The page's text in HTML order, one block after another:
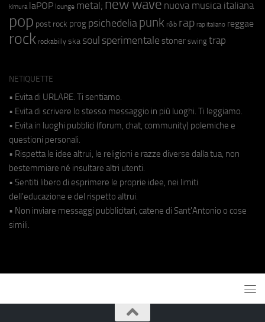
kimura laPOP lounge metal; new wave nuova musica italiana
pop post rock prog psichedeliapunk r&b rap rap italiano reggae
rock rockabilly ska soul sperimentale stoner swing trap
NETIQUETTE
• Evita di URLARE. Ti sentiamo.
• Evita di scrivere lo stesso messaggio in più luoghi. Ti leggiamo.
• Evita in luoghi pubblici (forum, chat, community) polemiche e
questioni personali.
• Rispetta le idee altrui, le religioni e razze diverse dalla tua, non
bestemmiare né insultare altri utenti.
• Sentiti libero di esprimere le proprie idee, nei limiti
dell'educazione e del rispetto altrui.
• Non inviare messaggi pubblicitari, catene di Sant'Antonio o cose
simili.